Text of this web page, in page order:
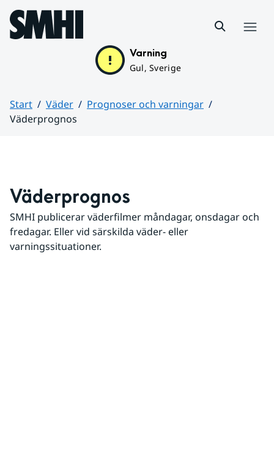
Hoppa till sidans innehåll
Varning
Gul, Sverige
Start Väder
Prognoser och varningar
Väderprognos
Väderprognos
SMHI publicerar väderfilmer måndagar, onsdagar och
fredagar. Eller vid särskilda väder- eller
varningssituationer.